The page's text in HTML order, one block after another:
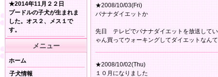
★2014年11月２２日
プードルの子犬が生まれま
した。オス２、メス１で
す。
メニュー
ホーム
子犬情報
★2008/10/03(Fri)
バナナダイエットか
先日 テレビでバナナダイエットを放送して
ゃん買ってウォーキングしてダイエットなん
★2008/10/02(Thu)
１０月になりました